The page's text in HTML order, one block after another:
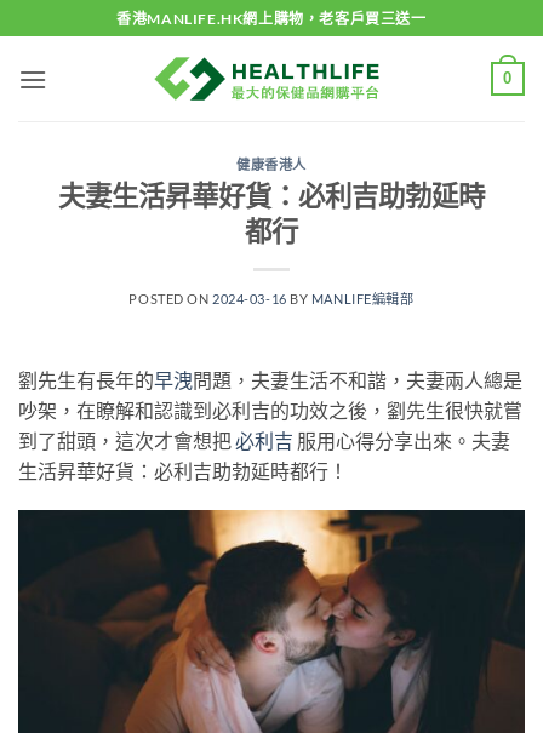
to
content
香港MANLIFE.HK網上購物，老客戶買三送一
0
健康香港人
夫妻生活昇華好貨：必利吉助勃延時
都行
POSTED ON 2024-03-16 BY MANLIFE編輯部
劉先生有長年的早洩問題，夫妻生活不和諧，夫妻兩人總是
吵架，在瞭解和認識到必利吉的功效之後，劉先生很快就嘗
到了甜頭，這次才會想把 必利吉 服用心得分享出來。夫妻
生活昇華好貨：必利吉助勃延時都行！